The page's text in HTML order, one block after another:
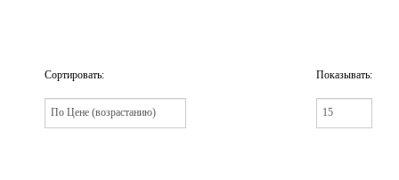
Сортировать: Показывать: